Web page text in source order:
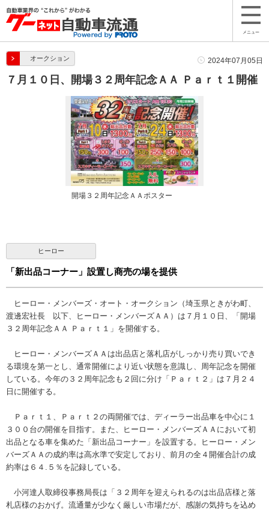
メニュー
オークション 2024年07月05日
７月１０日、開場３２周年記念ＡＡ Ｐａｒｔ１開催
開場３２周年記念ＡＡポスター
ヒーロー
「新出品コーナー」設置し商売の場を提供
ヒーロー・メンバーズ・オート・オークション（埼玉県ときがわ町、
渡邊宏社長 以下、ヒーロー・メンバーズＡＡ）は７月１０日、「開場
３２周年記念ＡＡ Ｐａｒｔ１」を開催する。
ヒーロー・メンバーズＡＡは出品店と落札店がしっかり売り買いでき
る環境を第一とし、通常開催により近い状態を意識し、周年記念を開催
している。今年の３２周年記念も２回に分け「Ｐａｒｔ２」は７月２４
日に開催する。
Ｐａｒｔ１、Ｐａｒｔ２の両開催では、ディーラー出品車を中心に１
３００台の開催を目指す。また、ヒーロー・メンバーズＡＡにおいて初
出品となる車を集めた「新出品コーナー」を設置する。ヒーロー・メン
バーズＡＡの成約率は高水準で安定しており、前月の全４開催合計の成
約率は６４.５％を記録している。
小河達人取締役事務局長は「３２周年を迎えられるのは出品店様と落
札店様のおかげ。流通量が少なく厳しい市場だが、感謝の気持ちを込め